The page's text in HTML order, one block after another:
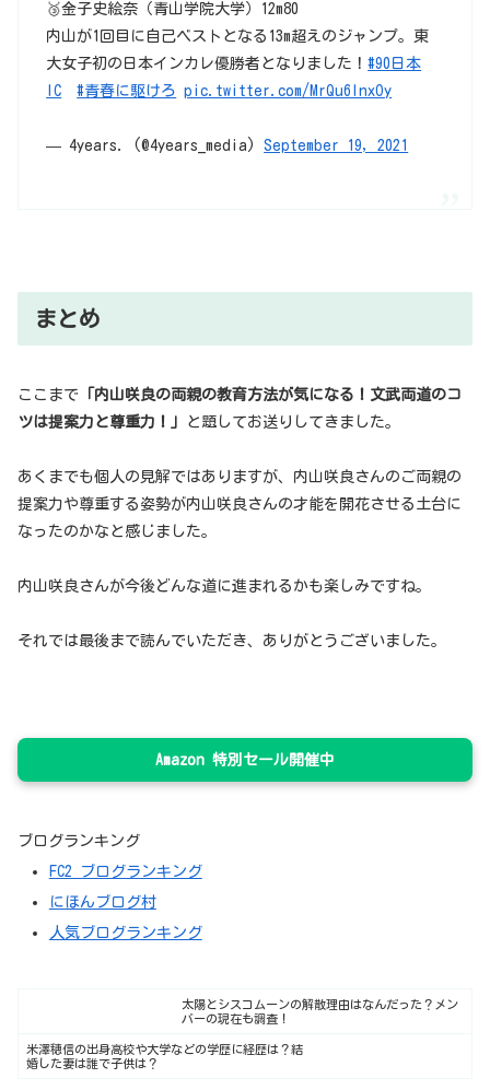
🥉金子史絵奈（青山学院大学）12m80
内山が1回目に自己ベストとなる13m超えのジャンプ。東
大女子初の日本インカレ優勝者となりました！#90日本
IC
#青春に駆けろ pic.twitter.com/MrQu6InxOy
— 4years. (@4years_media)September 19, 2021
まとめ
ここまで 「内山咲良の両親の教育方法が気になる！文武両道のコ
ツは提案力と尊重力！」
と題してお送りしてきました。
あくまでも個人の見解ではありますが、内山咲良さんのご両親の
提案力や尊重する姿勢が内山咲良さんの才能を開花させる土台に
なったのかなと感じました。
内山咲良さんが今後どんな道に進まれるかも楽しみですね。
それでは最後まで読んでいただき、ありがとうございました。
Amazon 特別セール開催中
ブログランキング
FC2 ブログランキング
にほんブログ村
人気ブログランキング
太陽とシスコムーンの解散理由はなんだった？メン
バーの現在も調査！
米澤穂信の出身高校や大学などの学歴に経歴は？結
婚した妻は誰で子供は？